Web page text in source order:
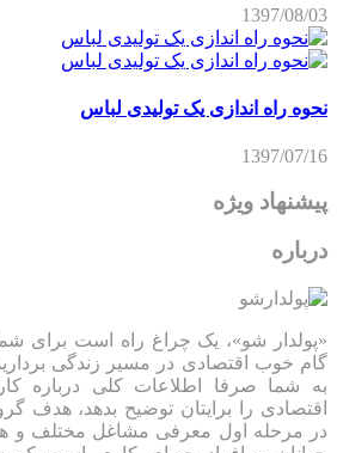
1397/08/03
نحوه راه اندازی یک تولیدی لباس
1397/07/16
پیشنهاد ویژه
درباره
«پولدار شو»، یک چراغ راه است برای
گام خوب اقتصادی در مسیر زندگی
به شما صرفا اطلاعات کلی درباره
اقتصادی را برایتان توضیح بدهد، هدف
در مرحله اول معرفی مشاغل مختلف و